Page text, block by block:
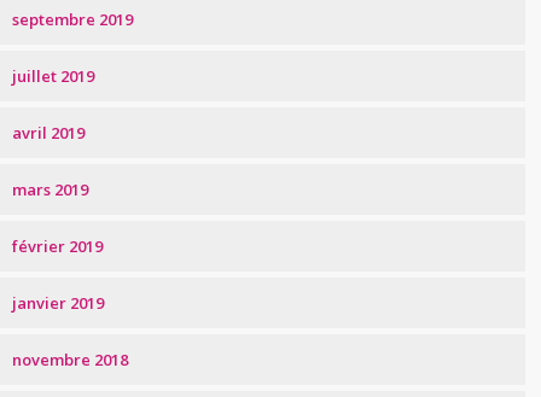
septembre 2019
juillet 2019
avril 2019
mars 2019
février 2019
janvier 2019
novembre 2018